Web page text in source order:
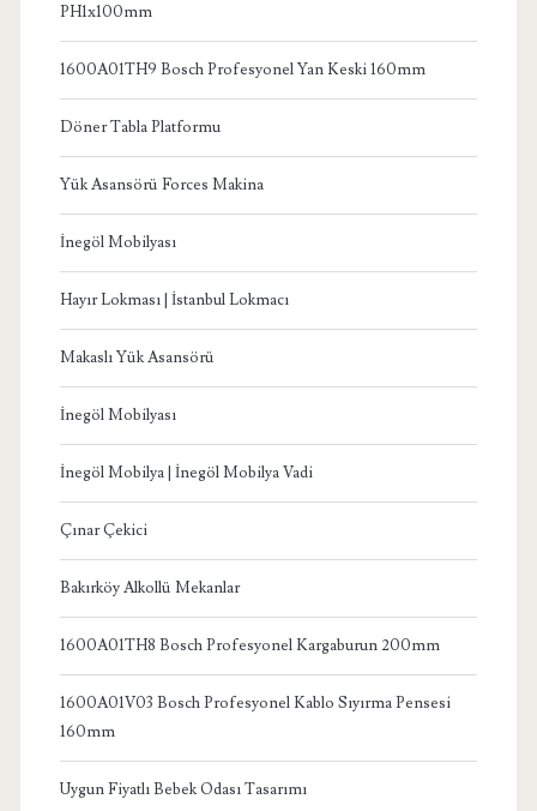
PH1x100mm
1600A01TH9 Bosch Profesyonel Yan Keski 160mm
Döner Tabla Platformu
Yük Asansörü Forces Makina
İnegöl Mobilyası
Hayır Lokması | İstanbul Lokmacı
Makaslı Yük Asansörü
İnegöl Mobilyası
İnegöl Mobilya | İnegöl Mobilya Vadi
Çınar Çekici
Bakırköy Alkollü Mekanlar
1600A01TH8 Bosch Profesyonel Kargaburun 200mm
1600A01V03 Bosch Profesyonel Kablo Sıyırma Pensesi
160mm
Uygun Fiyatlı Bebek Odası Tasarımı